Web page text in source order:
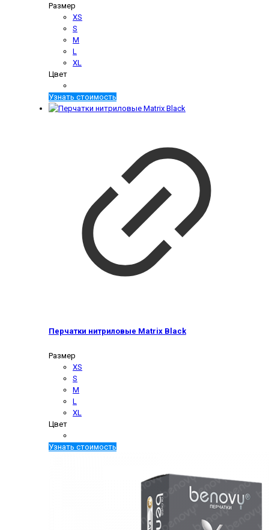
Размер
XS
S
M
L
XL
Цвет
Узнать стоимость
Перчатки нитриловые Matrix Black
Размер
XS
S
M
L
XL
Цвет
Узнать стоимость